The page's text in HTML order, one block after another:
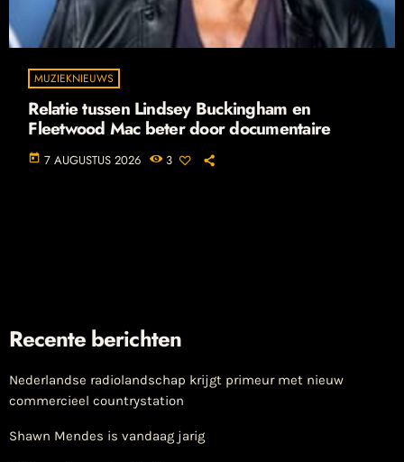
MUZIEKNIEUWS
Relatie tussen Lindsey Buckingham en
Fleetwood Mac beter door documentaire
today 7 AUGUSTUS 2026 3
Recente berichten
Nederlandse radiolandschap krijgt primeur met nieuw
commercieel countrystation
Shawn Mendes is vandaag jarig